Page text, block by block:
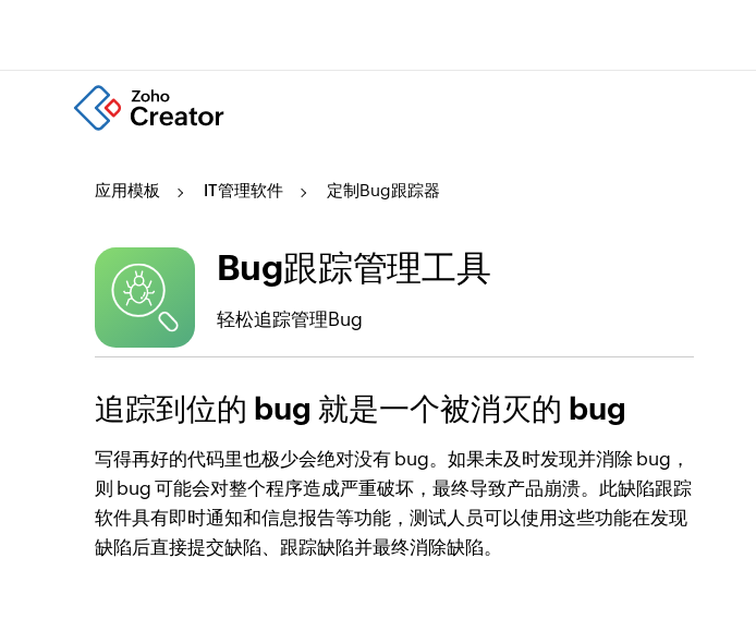
应用模板 IT管理软件 定制Bug跟踪器
Bug跟踪管理工具
轻松追踪管理Bug
追踪到位的 bug 就是一个被消灭的 bug
写得再好的代码里也极少会绝对没有 bug。如果未及时发现并消除 bug，
则 bug 可能会对整个程序造成严重破坏，最终导致产品崩溃。此缺陷跟踪
软件具有即时通知和信息报告等功能，测试人员可以使用这些功能在发现
缺陷后直接提交缺陷、跟踪缺陷并最终消除缺陷。